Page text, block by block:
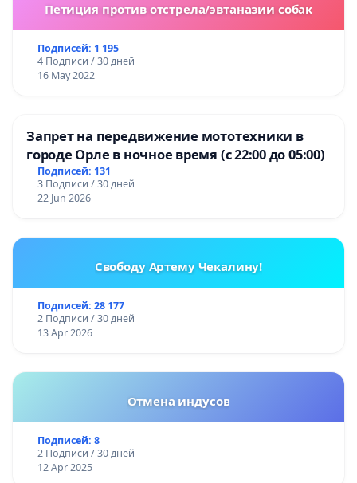
Петиция против отстрела/эвтаназии собак
Подписей: 1 195
4 Подписи / 30 дней
16 May 2022
Запрет на передвижение мототехники в
городе Орле в ночное время (с 22:00 до 05:00)
Подписей: 131
3 Подписи / 30 дней
22 Jun 2026
Свободу Артему Чекалину!
Подписей: 28 177
2 Подписи / 30 дней
13 Apr 2026
Отмена индусов
Подписей: 8
2 Подписи / 30 дней
12 Apr 2025